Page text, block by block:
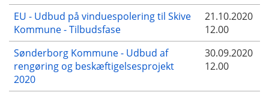
EU - Udbud på vinduespolering til Skive
Kommune - Tilbudsfase
21.10.2020
12.00
Sønderborg Kommune - Udbud af
rengøring og beskæftigelsesprojekt
2020
30.09.2020
12.00